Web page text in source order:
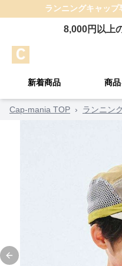
ランニングキャップ
8,000円以上
新着商品 商
Cap-mania TOP › ランニン
Previous slide